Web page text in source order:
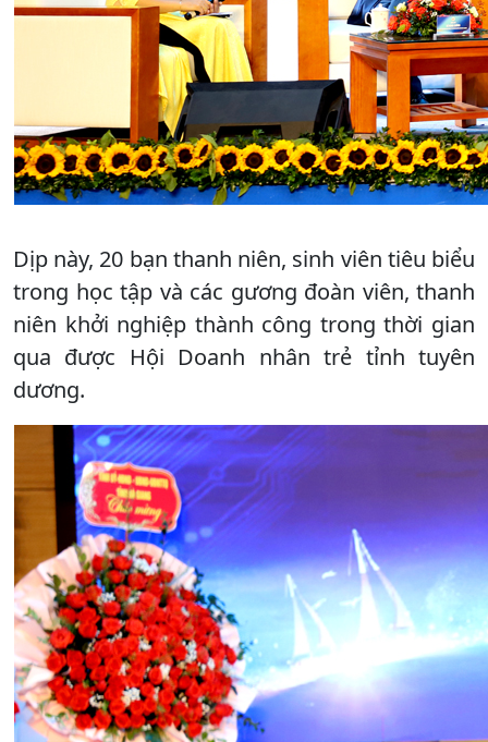
Dịp này, 20 bạn thanh niên, sinh viên tiêu biểu
trong học tập và các gương đoàn viên, thanh
niên khởi nghiệp thành công trong thời gian
qua được Hội Doanh nhân trẻ tỉnh tuyên
dương.